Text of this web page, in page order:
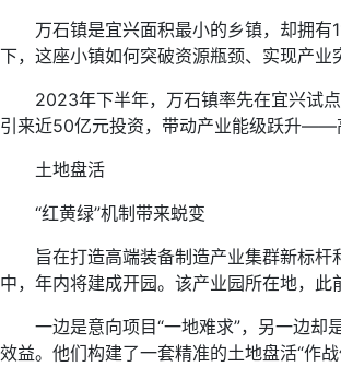
万石镇是宜兴面积最小的乡镇，却拥有
下，这座小镇如何突破资源瓶颈、实现产业
2023年下半年，万石镇率先在宜兴试点
引来近50亿元投资，带动产业能级跃升——
土地盘活
“红黄绿”机制带来蜕变
旨在打造高端装备制造产业集群新标杆
中，年内将建成开园。该产业园所在地，
一边是意向项目“一地难求”，另一边却
效益。他们构建了一套精准的土地盘活“作